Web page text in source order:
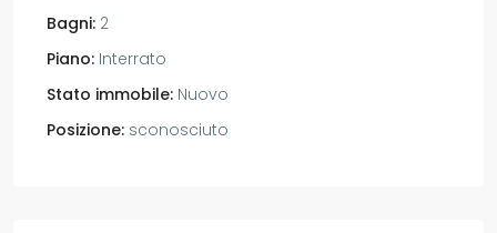
Bagni: 2
Piano: Interrato
Stato immobile: Nuovo
Posizione: sconosciuto